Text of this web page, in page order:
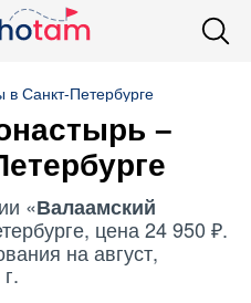
в Санкт-Петербурге
–
«Валаамский
цена 24 950 ₽.
на август,